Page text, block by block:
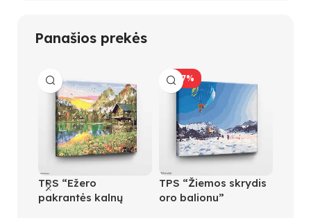
Panašios prekės
TPS “Ežero
pakrantės kalnų
-47%
TPS “Žiemos skrydis
oro balionu”